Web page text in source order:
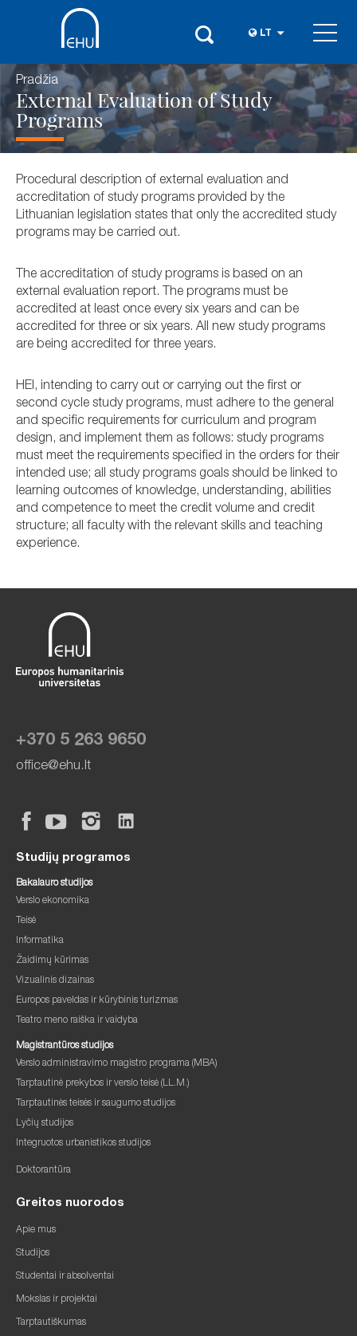
LT
Pradžia
External Evaluation of Study
Programs
Procedural description of external evaluation and
accreditation of study programs provided by the
Lithuanian legislation states that only the accredited study
programs may be carried out.
The accreditation of study programs is based on an
external evaluation report. The programs must be
accredited at least once every six years and can be
accredited for three or six years. All new study programs
are being accredited for three years.
HEI, intending to carry out or carrying out the first or
second cycle study programs, must adhere to the general
and specific requirements for curriculum and program
design, and implement them as follows: study programs
must meet the requirements specified in the orders for their
intended use; all study programs goals should be linked to
learning outcomes of knowledge, understanding, abilities
and competence to meet the credit volume and credit
structure; all faculty with the relevant skills and teaching
experience.
+370 5 263 9650
office@ehu.lt
Studijų programos
Bakalauro studijos
Verslo ekonomika
Teisė
Informatika
Žaidimų kūrimas
Vizualinis dizainas
Europos paveldas ir kūrybinis turizmas
Teatro meno raiška ir vaidyba
Magistrantūros studijos
Verslo administravimo magistro programa (MBA)
Tarptautinė prekybos ir verslo teisė (LL.M.)
Tarptautinės teisės ir saugumo studijos
Lyčių studijos
Integruotos urbanistikos studijos
Doktorantūra
Greitos nuorodos
Apie mus
Studijos
Studentai ir absolventai
Mokslas ir projektai
Tarptautiškumas